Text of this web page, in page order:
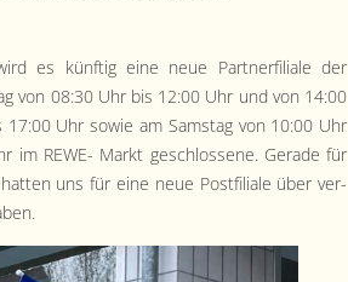
es kün­ftig eine neue Part­ner­fil­iale der
von 08:30 Uhr bis 12:00 Uhr und von 14:00
Uhr sowie am Sam­stag von 10:00 Uhr
im REWE- Markt geschlossene. Ger­ade für
uns für eine neue Post­fil­iale über ver­